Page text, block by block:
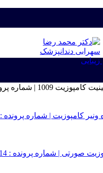
کامپوزیت 1009 | شماره پرونده : 1009
کامپوزیت | شماره پرونده : 1010
صورتی | شماره پرونده : 1014